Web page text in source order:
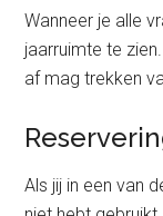
Wanneer je alle
jaarruimte te
af mag trekken
Als jij in een van